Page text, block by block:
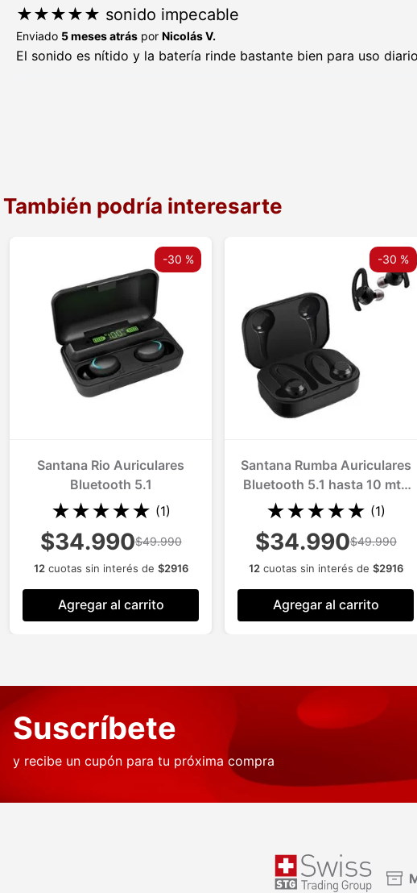
★★★★★ sonido impecable
Enviado 5 meses atrás por Nicolás V.
El sonido es nítido y la batería rinde bastante bien para uso
También podría interesarte
-30 %
Santana Rio Auriculares
Bluetooth 5.1
★★★★★ (1)
$34.990$49.990
12cuotas sin interés de $2916
Agregar al carrito
-30 %
Santana Rumba Auriculares
Bluetooth 5.1 hasta 10 mts
de alcance
★★★★★ (1)
$34.990$49.990
12cuotas sin interés de $2916
Agregar al carrito
Suscríbete
y recibe un cupón para tu próxima compra